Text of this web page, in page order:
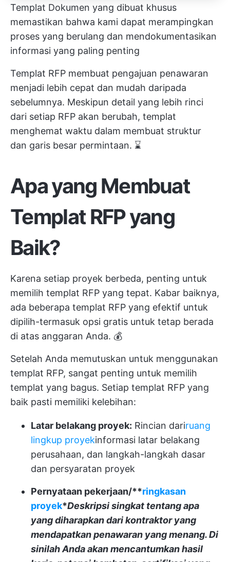
Templat Dokumen yang dibuat khusus
memastikan bahwa kami dapat merampingkan
proses yang berulang dan mendokumentasikan
informasi yang paling penting
Templat RFP membuat pengajuan penawaran
menjadi lebih cepat dan mudah daripada
sebelumnya. Meskipun detail yang lebih rinci
dari setiap RFP akan berubah, templat
menghemat waktu dalam membuat struktur
dan garis besar permintaan. ⌛️
Apa yang Membuat
Templat RFP yang
Baik?
Karena setiap proyek berbeda, penting untuk
memilih templat RFP yang tepat. Kabar baiknya,
ada beberapa templat RFP yang efektif untuk
dipilih-termasuk opsi gratis untuk tetap berada
di atas anggaran Anda. 💰
Setelah Anda memutuskan untuk menggunakan
templat RFP, sangat penting untuk memilih
templat yang bagus. Setiap templat RFP yang
baik pasti memiliki kelebihan:
Latar belakang proyek: Rincian dariruang
lingkup proyekinformasi latar belakang
perusahaan, dan langkah-langkah dasar
dan persyaratan proyek
Pernyataan pekerjaan/**ringkasan
proyek*Deskripsi singkat tentang apa
yang diharapkan dari kontraktor yang
mendapatkan penawaran yang menang. Di
sinilah Anda akan mencantumkan hasil